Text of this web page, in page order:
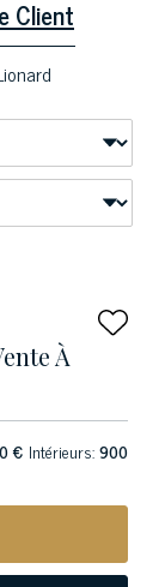
Client
À
€ Intérieurs:900